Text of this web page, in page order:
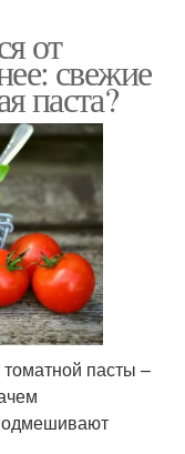
от
свежие
паста?
пасты –